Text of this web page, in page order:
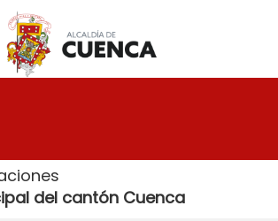
del cantón Cuenca